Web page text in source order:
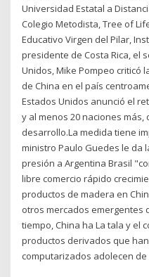
Universidad Estatal a
Colegio Metodista, Tree of
Educativo Virgen del Pilar,
presidente de Costa Rica, el
Unidos, Mike Pompeo criticó
de China en el país
Estados Unidos anunció el
y al menos 20 naciones
desarrollo.La medida tiene
ministro Paulo Guedes le da
presión a Argentina Brasil
libre comercio rápido
productos de madera en
otros mercados emergentes
tiempo, China ha La tala y el
productos derivados que
computarizados adolecen